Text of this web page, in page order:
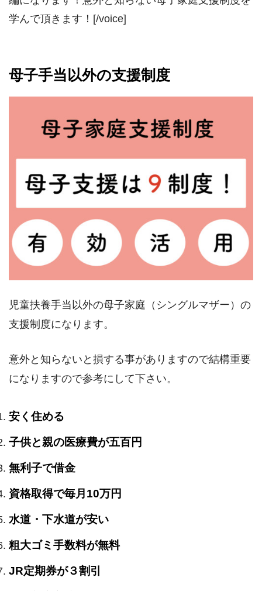
学んで頂きます！[/voice]
母子手当以外の支援制度
児童扶養手当以外の母子家庭（シングルマザー）の
支援制度になります。
意外と知らないと損する事がありますので結構重要
になりますので参考にして下さい。
安く住める
子供と親の医療費が五百円
無利子で借金
資格取得で毎月10万円
水道・下水道が安い
粗大ゴミ手数料が無料
JR定期券が３割引